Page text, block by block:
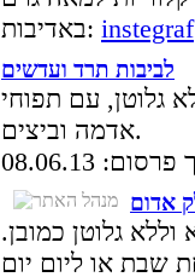
באדיבות: instegraf
לביבות תרד ועדשים
גלוטן, עם תפוחי
אדמה וביצים.
08.06.13
אדום
גלוטן כמובן.